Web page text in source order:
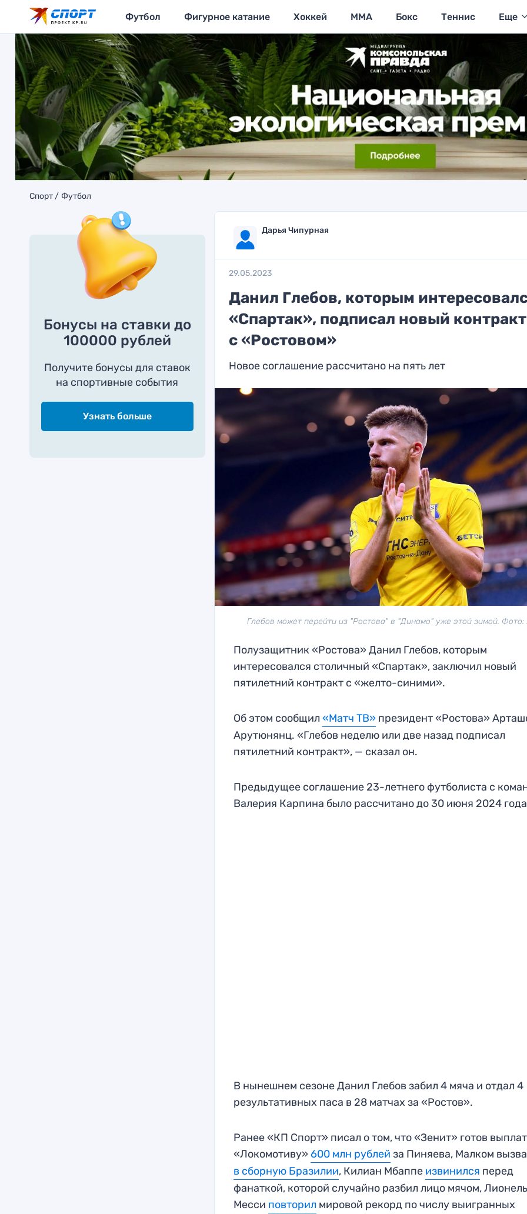
Футбол Фигурное катание Хоккей MMA Бокс Теннис Еще
Спорт Футбол
Бонусы на ставки до
100000 рублей
Получите бонусы для ставок
на спортивные события
Узнать больше
Дарья Чипурная
29.05.2023
Данил Глебов, которым
«Спартак», подписал новый контракт
с «Ростовом»
Новое соглашение рассчитано на пять лет
Глебов может перейти из "Ростова" в "Динамо" уже этой зимой.
Полузащитник «Ростова» Данил Глебов, которым
интересовался столичный «Спартак», заключил новый
пятилетний контракт с «желто-синими».
Об этом сообщил«Матч ТВ» президент «Ростова»
Арутюнянц. «Глебов неделю или две назад подписал
пятилетний контракт», — сказал он.
Предыдущее соглашение 23-летнего футболиста с
Валерия Карпина было рассчитано до 30 июня 2024
В нынешнем сезоне Данил Глебов забил 4 мяча и отдал 4
результативных паса в 28 матчах за «Ростов».
Ранее «КП Спорт» писал о том, что «Зенит» готов
«Локомотиву» 600 млн рублей за Пиняева, Малком
в сборную Бразилии, Килиан Мбаппе извинился перед
фанаткой, которой случайно разбил лицо мячом,
Месси повторил мировой рекорд по числу выигранных